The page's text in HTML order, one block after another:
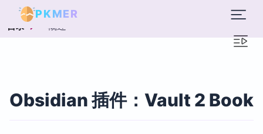
PKMER
目录 概述
Obsidian 插件：Vault 2 Book